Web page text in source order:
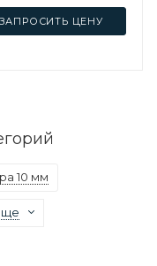
ЗАПРОСИТЬ ЦЕНУ
10 мм